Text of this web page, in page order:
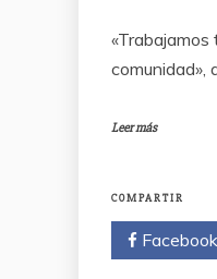
comunidad»,
Leer más
COMPARTIR
Facebook